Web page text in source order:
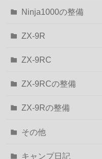
Ninja1000の整備
ZX-9R
ZX-9RC
ZX-9RCの整備
ZX-9Rの整備
その他
キャンプ日記